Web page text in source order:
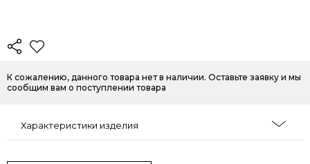
К сожалению, данного товара нет в наличии. Оставьте заявку и мы
сообщим вам о поступлении товара
Характеристики изделия